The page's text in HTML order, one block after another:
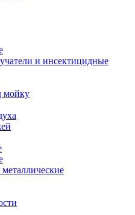
и инсектицидные
мойку